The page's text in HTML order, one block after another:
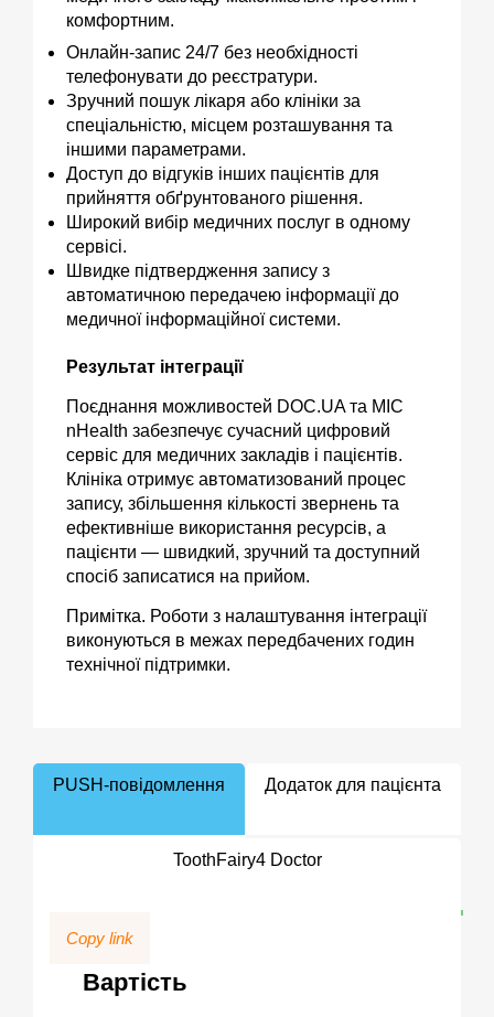
комфортним.
Онлайн-запис 24/7 без необхідності
телефонувати до реєстратури.
Зручний пошук лікаря або клініки за
спеціальністю, місцем розташування та
іншими параметрами.
Доступ до відгуків інших пацієнтів для
прийняття обґрунтованого рішення.
Широкий вибір медичних послуг в одному
сервісі.
Швидке підтвердження запису з
автоматичною передачею інформації до
медичної інформаційної системи.
Результат інтеграції
Поєднання можливостей DOC.UA та МІС
nHealth забезпечує сучасний цифровий
сервіс для медичних закладів і пацієнтів.
Клініка отримує автоматизований процес
запису, збільшення кількості звернень та
ефективніше використання ресурсів, а
пацієнти — швидкий, зручний та доступний
спосіб записатися на прийом.
Примітка. Роботи з налаштування інтеграції
виконуються в межах передбачених годин
технічної підтримки.
PUSH-повідомлення Додаток для пацієнта
ToothFairy4 Doctor
Copy link
Вартість